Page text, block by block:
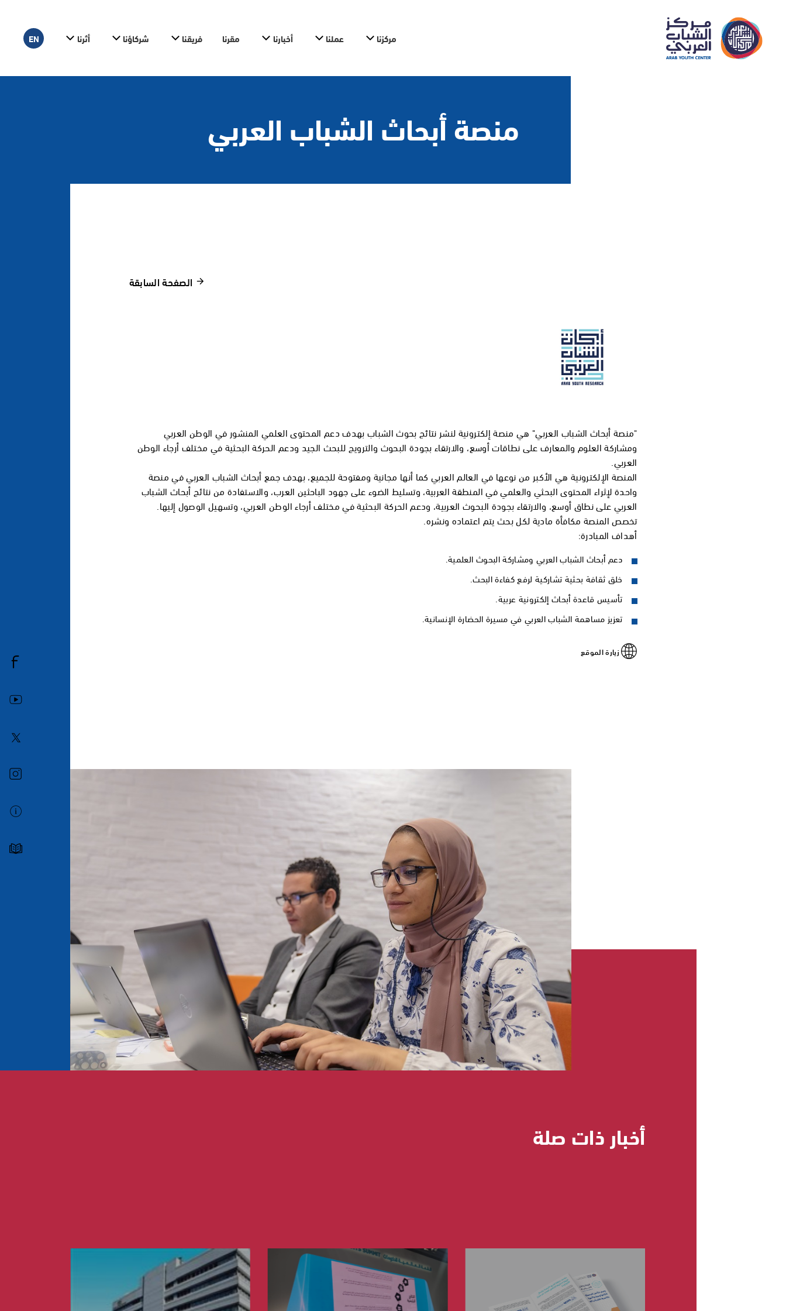
مركزنا عملنا أخبارنا مقرنا فريقنا شركاؤنا أثرنا EN
منصة أبحاث الشباب العربي
الصفحة السابقة
"منصة أبحاث الشباب العربي" هي منصة إلكترونية لنشر نتائج بحوث الشباب بهدف دعم المحتوى العلمي المنشور في الوطن العربي
ومشاركة العلوم والمعارف على نطاقات أوسع، والارتقاء بجودة البحوث والترويج للبحث الجيد ودعم الحركة البحثية في مختلف أرجاء الوطن
العربي.
المنصة الإلكترونية هي الأكبر من نوعها في العالم العربي كما أنها مجانية ومفتوحة للجميع، بهدف جمع أبحاث الشباب العربي في منصة
واحدة لإثراء المحتوى البحثي والعلمي في المنطقة العربية، وتسليط الضوء على جهود الباحثين العرب، والاستفادة من نتائج أبحاث الشباب
العربي على نطاق أوسع، والارتقاء بجودة البحوث العربية، ودعم الحركة البحثية في مختلف أرجاء الوطن العربي، وتسهيل الوصول إليها.
تخصص المنصة مكافأة مادية لكل بحث يتم اعتماده ونشره.
أهداف المبادرة:
دعم أبحاث الشباب العربي ومشاركة البحوث العلمية.
خلق ثقافة بحثية تشاركية لرفع كفاءة البحث.
تأسيس قاعدة أبحاث إلكترونية عربية.
تعزيز مساهمة الشباب العربي في مسيرة الحضارة الإنسانية.
زيارة الموقع
أخبار ذات صلة